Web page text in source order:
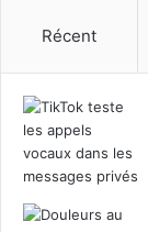
e
e
s
d
Récent